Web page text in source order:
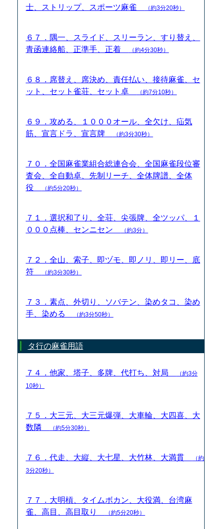
士、ストリップ、スポーツ麻雀
（約3分20秒）
６７．隅一、スライド、スリーラン、すり替え、
青函連絡船、正準手、正着
（約4分30秒）
６８．席替え、席決め、責任払い、接待麻雀、セ
ット、セット雀荘、セット卓
（約7分10秒）
６９．攻める、１０００オール、全欠け、疝気
筋、宣言ドラ、宣言牌
（約3分30秒）
７０．全国麻雀業組合総連合会、全国麻雀段位審
査会、全自動卓、先制リーチ、全体牌譜、全体
役
（約5分20秒）
７１．選択和了り、全荘、尖張牌、全ツッパ、１
０００点棒、センニセン
（約3分）
７２．全山、索子、即ヅモ、即ノリ、即リー、底
符
（約3分30秒）
７３．素点、外切り、ソバテン、染めタコ、染め
手、染める
（約3分50秒）
タ行の麻雀用語
７４．他家、塔子、多牌、代打ち、対局
（約3分
10秒）
７５．大三元、大三元爆弾、大車輪、大四喜、大
数隣
（約5分30秒）
７６．代走、大縦、大七星、大竹林、大満貫
（約
3分20秒）
７７．大明槓、タイムボカン、大役満、台湾麻
雀、高目、高目取り
（約5分20秒）